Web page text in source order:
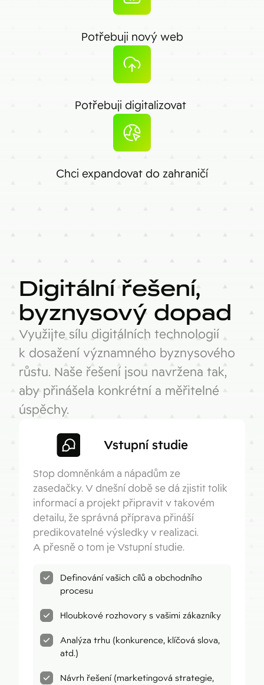
Potřebuji nový web
Potřebuji digitalizovat
Chci expandovat do zahraničí
Digitální řešení,
byznysový dopad
Využijte sílu digitálních technologií
k dosažení významného byznysového
růstu. Naše řešení jsou navržena tak,
aby přinášela konkrétní a měřitelné
úspěchy.
Vstupní studie
Stop domněnkám a nápadům ze
zasedačky. V dnešní době se dá zjistit tolik
informací a projekt připravit v takovém
detailu, že správná příprava přináší
predikovatelné výsledky v realizaci.
A přesně o tom je Vstupní studie.
Definování vašich cílů a obchodního
procesu
Hloubkové rozhovory s vašimi zákazníky
Analýza trhu (konkurence, klíčová slova,
atd.)
Návrh řešení (marketingová strategie,